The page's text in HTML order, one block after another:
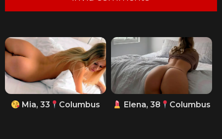
Mia, 33 Columbus Elena, 38 Columbus